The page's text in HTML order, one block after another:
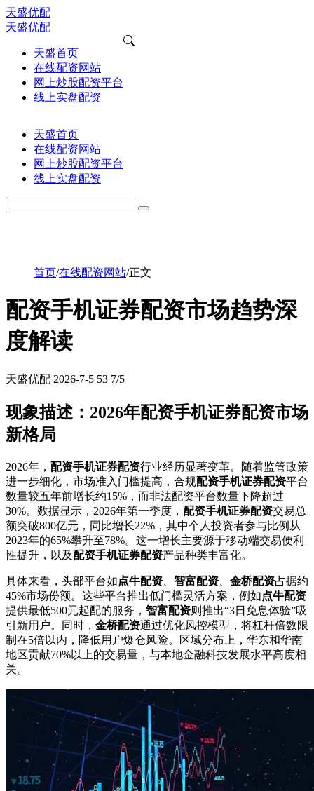
天盛优配
天盛优配
天盛首页
在线配资网站
网上炒股配资平台
线上实盘配资
天盛首页
在线配资网站
网上炒股配资平台
线上实盘配资
首页/在线配资网站/正文
配资手机证券配资市场趋势深
度解读
天盛优配 2026-7-5 53 7/5
现象描述：2026年配资手机证券配资市场
新格局
2026年， 配资手机证券配资行业经历显著变革。随着监管政策
进一步细化，市场准入门槛提高，合规配资手机证券配资平台
数量较五年前增长约15%，而非法配资平台数量下降超过
30%。数据显示，2026年第一季度， 配资手机证券配资交易总
额突破800亿元，同比增长22%，其中个人投资者参与比例从
2023年的65%攀升至78%。这一增长主要源于移动端交易便利
性提升，以及配资手机证券配资产品种类丰富化。
具体来看，头部平台如点牛配资 智富配资 金桥配资占据约
45%市场份额。这些平台推出低门槛灵活方案，例如点牛配资
提供最低500元起配的服务， 智富配资则推出“3日免息体验”吸
引新用户。同时， 金桥配资通过优化风控模型，将杠杆倍数限
制在5倍以内，降低用户爆仓风险。区域分布上，华东和华南
地区贡献70%以上的交易量，与本地金融科技发展水平高度相
关。